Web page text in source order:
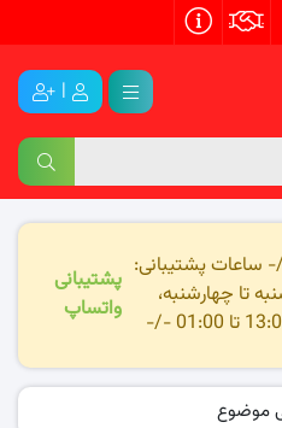
|
ساعات پشتیبانی:
تا چهارشنبه،
تا 01:00 -/-
پشتیبانی
واتساپ
موضوع